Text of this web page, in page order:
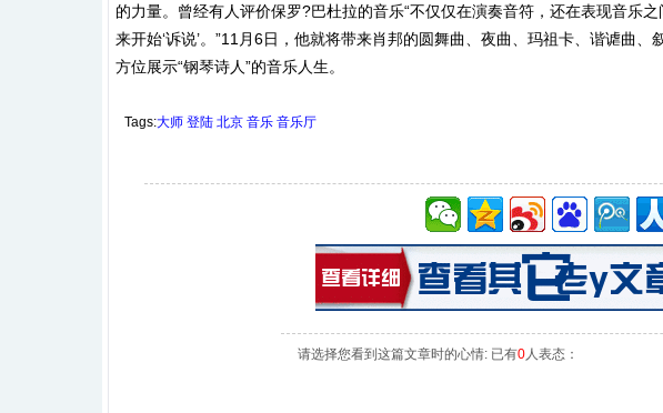
的力量。曾经有人评价保罗?巴杜拉的音乐“不仅仅在演奏音符，还在表现音乐
来开始‘诉说’。”11月6日，他就将带来肖邦的圆舞曲、夜曲、玛祖卡、谐谑曲
方位展示“钢琴诗人”的音乐人生。
Tags:大师 登陆 北京 音乐 音乐厅
请选择您看到这篇文章时的心情: 已有0人表态：